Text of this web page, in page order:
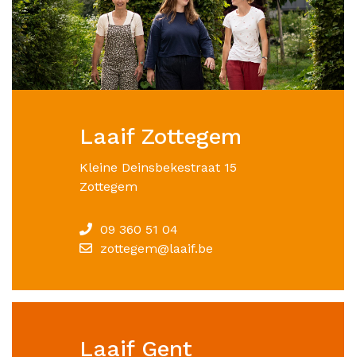
Laaif Zottegem
Kleine Deinsbekestraat 15
Zottegem
09 360 51 04
zottegem@laaif.be
Laaif Gent